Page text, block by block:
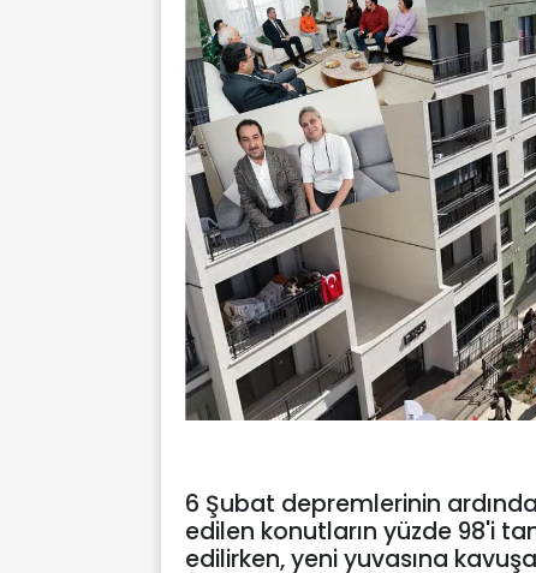
6 Şubat depremlerinin
edilen konutların yüzde 98'i
edilirken, yeni yuvasına